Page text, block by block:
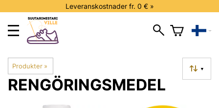
Leveranskostnader fr. 0 € »
Produkter ‪» ▼
RENGÖRINGSMEDEL